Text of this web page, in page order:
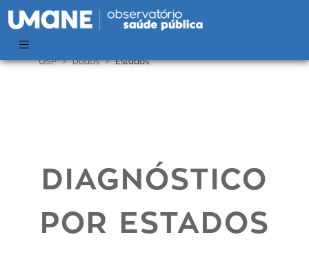
OSP Dados Estados
DIAGNÓSTICO
POR ESTADOS